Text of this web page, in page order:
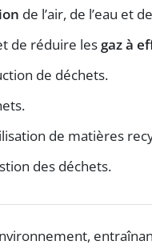
de l’air, de l’eau et
de réduire les gaz à
de déchets.
de matières
des déchets.